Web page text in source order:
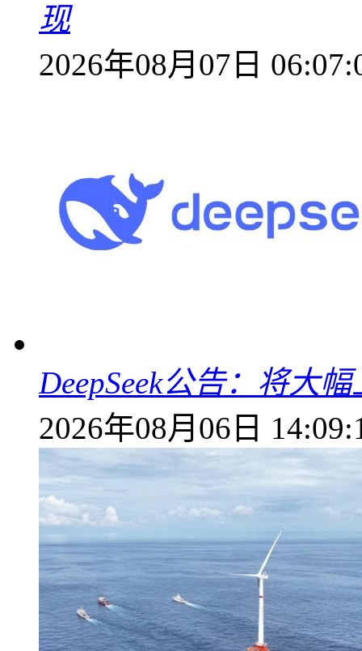
现
2026年08月07日
DeepSeek公告：将大
2026年08月06日